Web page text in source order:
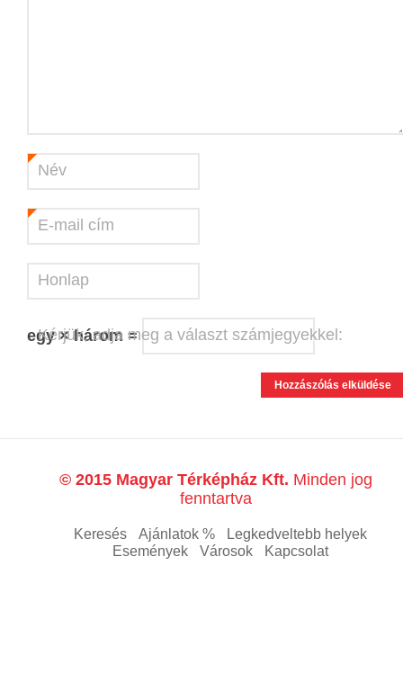
Név
E-mail cím
Honlap
Kérjük, adja meg a választ számjegyekkel:
egy × három =
© 2015 Magyar Térképház Kft. Minden jog
fenntartva
Keresés Ajánlatok %
Legkedveltebb helyek
Események
Városok Kapcsolat